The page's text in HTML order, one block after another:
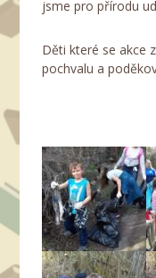
jsme pro přírodu
Děti které se akce
pochvalu a